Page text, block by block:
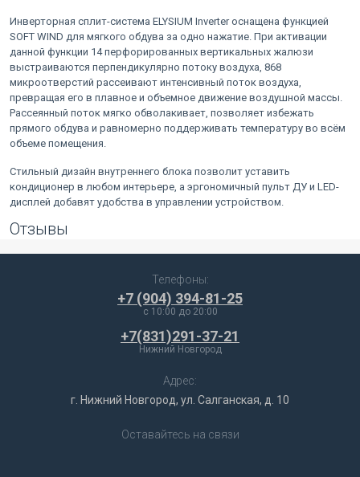
Инверторная сплит-система ELYSIUM Inverter оснащена функцией
SOFT WIND для мягкого обдува за одно нажатие. При активации
данной функции 14 перфорированных вертикальных жалюзи
выстраиваются перпендикулярно потоку воздуха, 868
микроотверстий рассеивают интенсивный поток воздуха,
превращая его в плавное и объемное движение воздушной массы.
Рассеянный поток мягко обволакивает, позволяет избежать
прямого обдува и равномерно поддерживать температуру во всём
объеме помещения.
Стильный дизайн внутреннего блока позволит уставить
кондиционер в любом интерьере, а эргономичный пульт ДУ и LED-
дисплей добавят удобства в управлении устройством.
Отзывы
Телефоны:
+7 (904) 394-81-25
c 10:00 до 20:00
+7(831)291-37-21
Нижний Новгород
Адрес:
г. Нижний Новгород, ул. Салганская, д. 10
Оставайтесь на связи